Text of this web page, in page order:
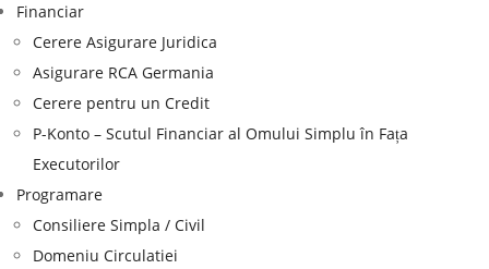
Financiar
Cerere Asigurare Juridica
Asigurare RCA Germania
Cerere pentru un Credit
P-Konto – Scutul Financiar al Omului Simplu în Fața
Executorilor
Programare
Consiliere Simpla / Civil
Domeniu Circulatiei